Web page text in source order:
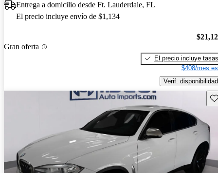
Entrega a domicilio desde Ft. Lauderdale, FL
El precio incluye envío de $1,134
Gran oferta
El precio incluye tasas
$408/mes
Verif. disponibilidad